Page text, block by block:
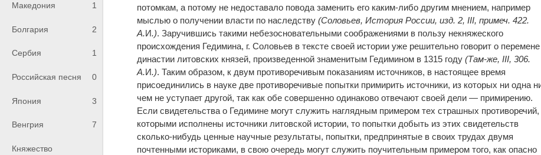
Македония 1
Болгария 2
Сербия 1
Российская песня 0
Япония 3
Венгрия 7
Княжество
потомкам, а потому не недоставало повода заменить его каким-либо другим мнением, например
мыслью о получении власти по наследству(Соловьев, История России, изд. 2, III, примеч. 422.
А.И.). Заручившись такими небезосновательными соображениями в пользу некняжеского
происхождения Гедимина, г. Соловьев в тексте своей истории уже решительно говорит о
династии литовских князей, произведенной знаменитым Гедимином в 1315 году(Там-же, III, 306.
А.И.). Таким образом, к двум противоречивым показаниям источников, в настоящее время
присоединились в науке две противоречивые попытки примирить источники, из которых ни одна
чем не уступает другой, так как обе совершенно одинаково отвечают своей дели — примирению.
Если свидетельства о Гедимине могут служить наглядным примером тех страшных противоречий,
которыми исполнены источники литовской истории, то попытки добыть из этих свидетельств
сколько-нибудь ценные научные результаты, попытки, предпринятые в своих трудах двумя
почтенными историками, в свою очередь могут служить поучительным примером того, как опасно